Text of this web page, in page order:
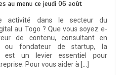
au menu ce jeudi 06 août
activité dans le secteur du
au Togo ? Que vous soyez e-
de contenu, consultant en
ou fondateur de startup, la
est un levier essentiel pour
Pour vous aider à […]
: Sauver la mère devient un
de civilisation
4 minutes